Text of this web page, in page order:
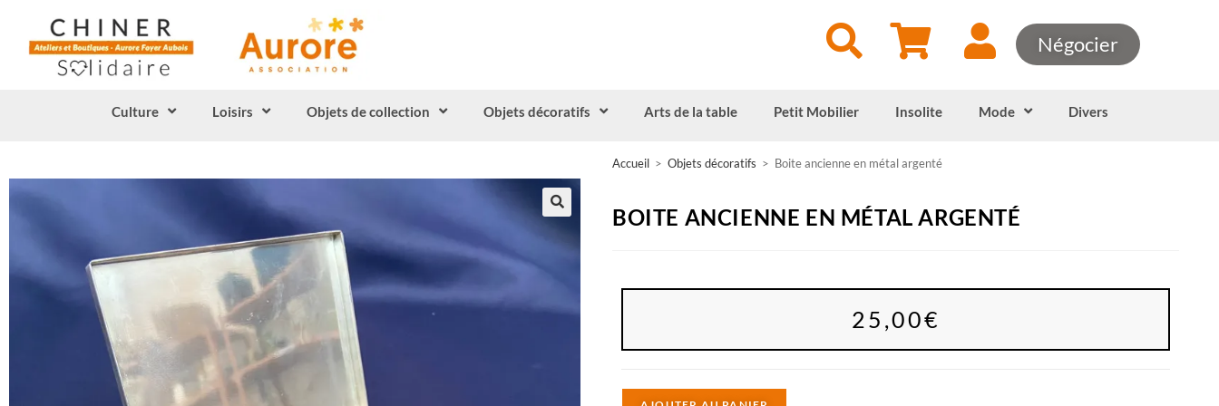
Négocier
Culture Loisirs Objets de collection Objets décoratifs Arts de la table Petit Mobilier Insolite Mode Divers
Accueil > Objets décoratifs > Boite ancienne en métal argenté
BOITE ANCIENNE EN MÉTAL ARGENTÉ
25,00€